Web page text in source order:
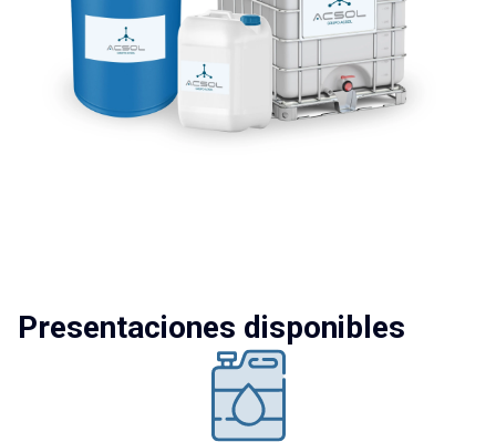
Presentaciones disponibles